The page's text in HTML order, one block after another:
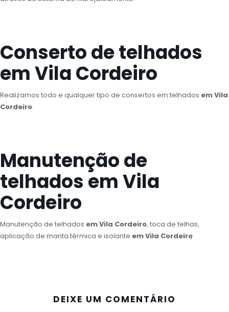
Conserto de telhados
em Vila Cordeiro
Realizamos todo e qualquer tipo de consertos em telhados em Vila
Cordeiro.
Manutenção de
telhados em Vila
Cordeiro
Manutenção de telhados em Vila Cordeiro, toca de telhas,
aplicação de manta térmica e isolante em Vila Cordeiro
DEIXE UM COMENTÁRIO